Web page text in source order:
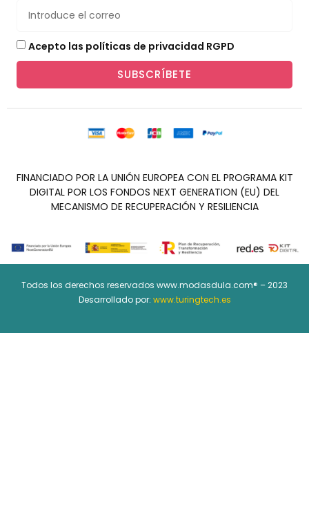
Acepto las políticas de privacidad RGPD
SUBSCRÍBETE
FINANCIADO POR LA UNIÓN EUROPEA CON EL PROGRAMA KIT
DIGITAL POR LOS FONDOS NEXT GENERATION (EU) DEL
MECANISMO DE RECUPERACIÓN Y RESILIENCIA
Todos los derechos reservados www.modasdula.com® – 2023
Desarrollado por: www.turingtech.es